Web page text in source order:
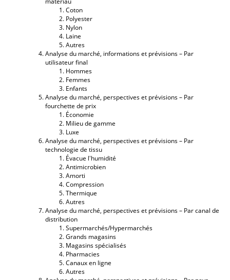
Coton
Polyester
Nylon
Laine
Autres
Analyse du marché, informations et prévisions – Par
utilisateur final
Hommes
Femmes
Enfants
Analyse du marché, perspectives et prévisions – Par
fourchette de prix
Économie
Milieu de gamme
Luxe
Analyse du marché, perspectives et prévisions – Par
technologie de tissu
Évacue l'humidité
Antimicrobien
Amorti
Compression
Thermique
Autres
Analyse du marché, perspectives et prévisions – Par canal de
distribution
Supermarchés/Hypermarchés
Grands magasins
Magasins spécialisés
Pharmacies
Canaux en ligne
Autres